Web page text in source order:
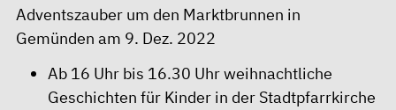
Adventszauber um den Marktbrunnen in
Gemünden am 9. Dez. 2022
Ab 16 Uhr bis 16.30 Uhr weihnachtliche
Geschichten für Kinder in der Stadtpfarrkirche